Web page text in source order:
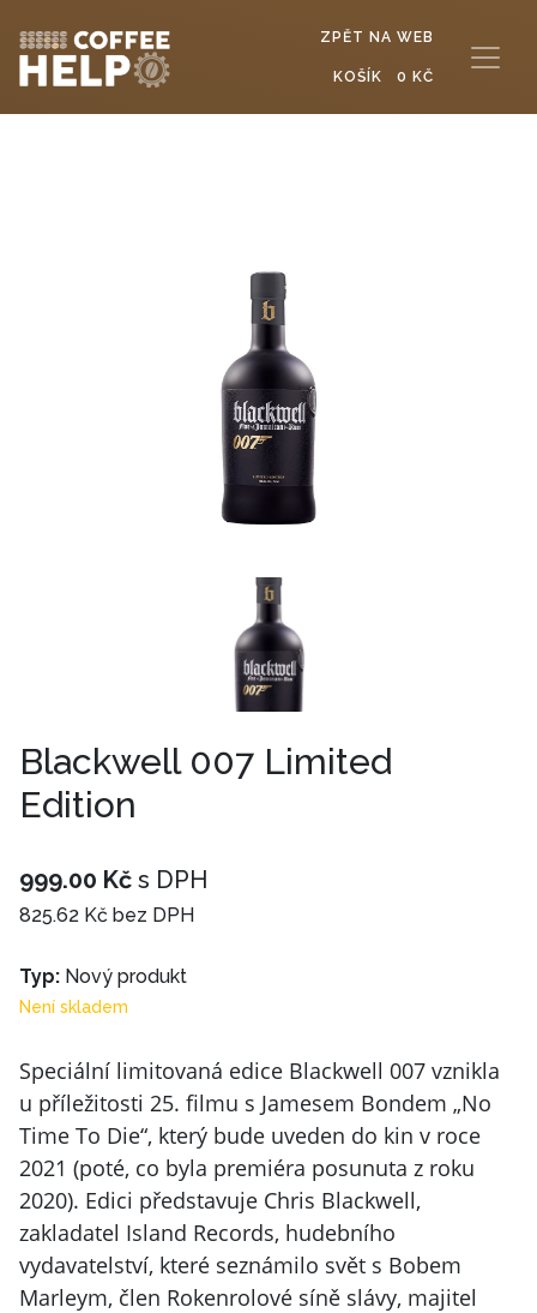
ZPĚT NA WEB
KOŠÍK 0 KČ
Blackwell 007 Limited
Edition
999.00 Kč s DPH
825.62 Kč bez DPH
Typ: Nový produkt
Není skladem
Speciální limitovaná edice Blackwell 007 vznikla
u příležitosti 25. filmu s Jamesem Bondem „No
Time To Die“, který bude uveden do kin v roce
2021 (poté, co byla premiéra posunuta z roku
2020). Edici představuje Chris Blackwell,
zakladatel Island Records, hudebního
vydavatelství, které seznámilo svět s Bobem
Marleym, člen Rokenrolové síně slávy, majitel